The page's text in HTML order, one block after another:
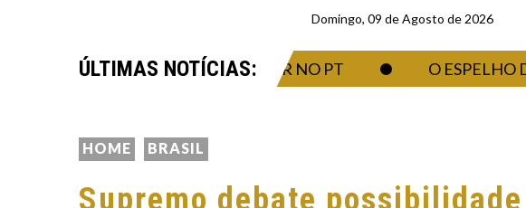
Domingo, 09 de Agosto de 2026
ÚLTIMAS NOTÍCIAS:
TEVE AVAL PARA TRABALHAR NO PT O ESPELHO DO
HOME BRASIL
Supremo debate